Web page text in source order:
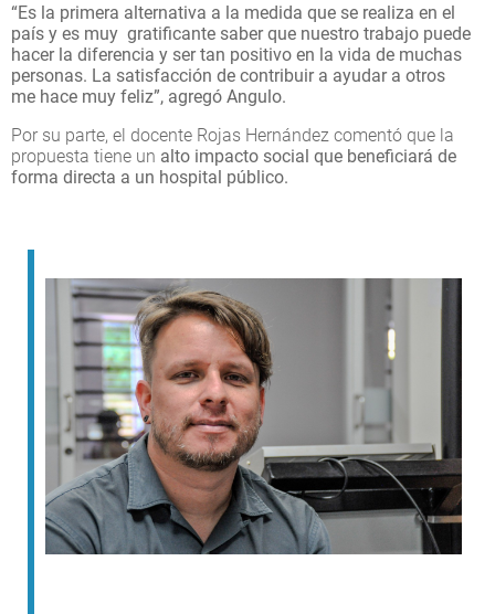
“Es la primera alternativa a la medida que se realiza en el
país y es muy gratificante saber que nuestro trabajo puede
hacer la diferencia y ser tan positivo en la vida de muchas
personas. La satisfacción de contribuir a ayudar a otros
me hace muy feliz”, agregó Angulo.
Por su parte, el docente Rojas Hernández comentó que la
propuesta tiene un alto impacto social que beneficiará de
forma directa a un hospital público.